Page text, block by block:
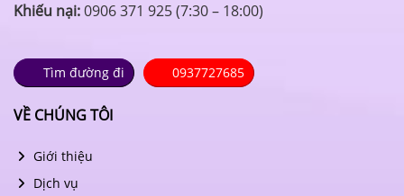
Khiếu nại:0906 371 925 (7:30 – 18:00)
Tìm đường đi 0937727685
VỀ CHÚNG TÔI
Giới thiệu
Dịch vụ